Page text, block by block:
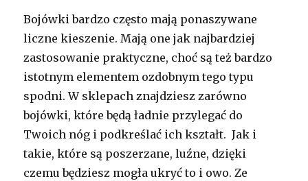
Bojówki bardzo często mają ponaszywane
liczne kieszenie. Mają one jak najbardziej
zastosowanie praktyczne, choć są też bardzo
istotnym elementem ozdobnym tego typu
spodni. W sklepach znajdziesz zarówno
bojówki, które będą ładnie przylegać do
Twoich nóg i podkreślać ich kształt. Jak i
takie, które są poszerzane, luźne, dzięki
czemu będziesz mogła ukryć to i owo. Ze